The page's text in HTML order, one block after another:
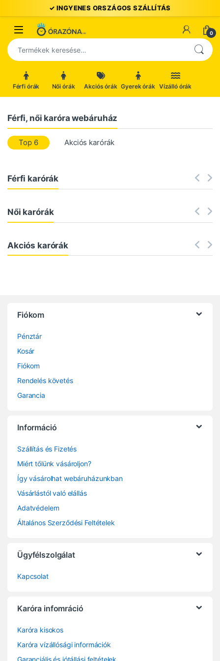
Ugrás a navigációhoz
Ugrás a tartalomhoz
Open 0
Keresés a következőre:
Férfi órák Női órák Akciós órák Gyerek órák Vízálló órák
Férfi, női karóra webáruház
Top 6 Akciós karórák
Férfi karórák
Női karórák
Akciós karórák
Fiókom
Pénztár
Kosár
Fiókom
Rendelés követés
Garancia
Információ
Szállítás és Fizetés
Miért tőlünk vásároljon?
Így vásárolhat webáruházunkban
Vásárlástól való elállás
Adatvédelem
Általános Szerződési Feltételek
Ügyfélszolgálat
Kapcsolat
Karóra infomráció
Karóra kisokos
Karóra vízállósági információk